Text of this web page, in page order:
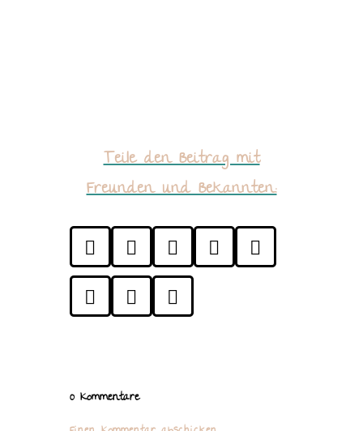
Teile den Beitrag mit
Freunden und Bekannten:
    
  
0 Kommentare